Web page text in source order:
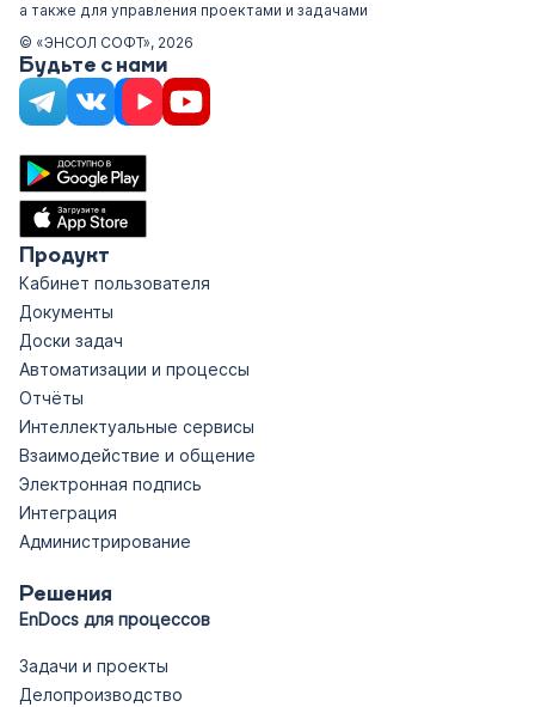
а также для управления проектами и задачами
© «ЭНСОЛ СОФТ», 2026
Будьте с нами
Продукт
Кабинет пользователя
Документы
Доски задач
Автоматизации и процессы
Отчёты
Интеллектуальные сервисы
Взаимодействие и общение
Электронная подпись
Интеграция
Администрирование
Решения
EnDocs для процессов
Задачи и проекты
Делопроизводство